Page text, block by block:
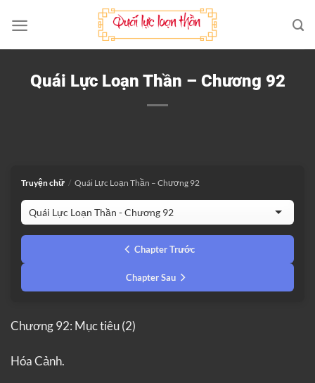
qua
nội
Quái Lực Loạn Thần – Chương 92
Truyện chữ / Quái Lực Loạn Thần – Chương 92
Chapter Trước
Chapter Sau
Chương 92: Mục tiêu (2)
Hóa Cảnh.